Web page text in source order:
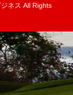
ネス All Rights